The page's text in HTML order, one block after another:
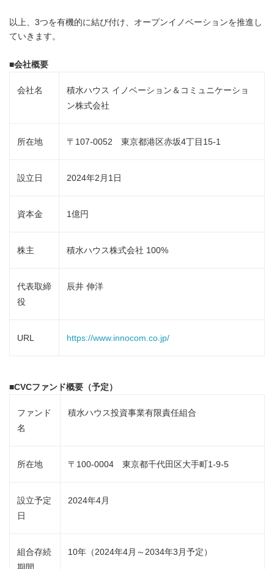
以上、3つを有機的に結び付け、オープンイノベーションを推進し
ていきます。
■会社概要
会社名
積水ハウス イノベーション＆コミュニケーショ
ン株式会社
所在地 〒107-0052 東京都港区赤坂4丁目15-1
設立日 2024年2月1日
資本金 1億円
株主 積水ハウス株式会社 100%
代表取締
役
辰井 伸洋
URL https://www.innocom.co.jp/
■CVCファンド概要（予定）
ファンド
名
積水ハウス投資事業有限責任組合
所在地 〒100-0004 東京都千代田区大手町1-9-5
設立予定
日
2024年4月
組合存続
10年（2024年4月～2034年3月予定）